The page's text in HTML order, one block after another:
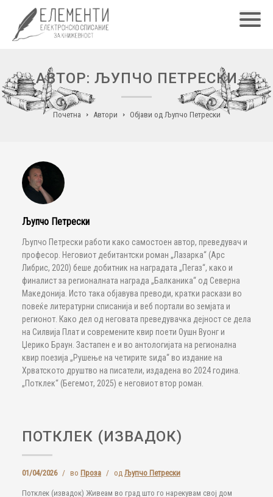
АВТОР: ЉУПЧО ПЕТРЕСКИ
Почетна Автори Објави од Љупчо Петрески
Љупчо Петрески
Љупчо Петрески работи како самостоен автор, преведувач и
професор. Неговиот дебитантски роман „Лазарка“ (Арс
Либрис, 2020) беше добитник на наградата „Пегаз“, како и
финалист за регионалната награда „Балканика“ од Северна
Македонија. Исто така објавува преводи, кратки раскази во
повеќе литературни списанија и веб портали во земјата и
регионот. Како дел од неговата преведувачка дејност се дела
на Силвија Плат и современите квир поети Оушн Вуонг и
Џерико Браун. Застапен е и во антологијата на регионална
квир поезија „Рушење на четирите ѕида“ во издание на
Хрватското друштво на писатели, издадена во 2024 година.
„Потклек“ (Бегемот, 2025) е неговиот втор роман.
ПОТКЛЕК (ИЗВАДОК)
01/04/2026 / во Проза / од Љупчо Петрески
Потклек (извадок) Живеам во град што го нарекувам свој дом